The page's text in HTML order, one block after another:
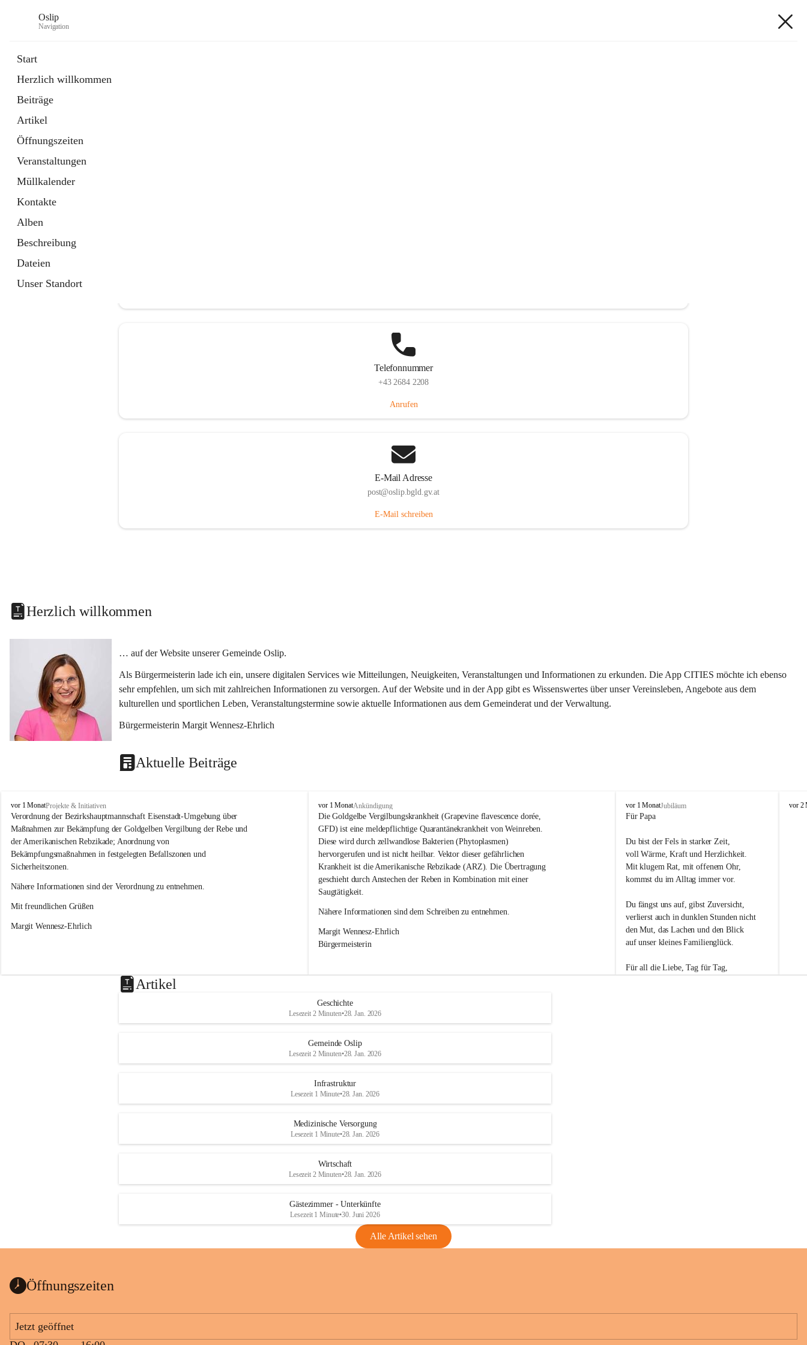
Oslip
Navigation
Start
Herzlich willkommen
Beiträge
Artikel
Öffnungszeiten
Veranstaltungen
Müllkalender
Kontakte
Alben
Beschreibung
Dateien
Unser Standort
Telefonnummer
+43 2684 2208
Anrufen
E-Mail Adresse
post@oslip.bgld.gv.at
E-Mail schreiben
Herzlich willkommen
… auf der Website unserer Gemeinde Oslip.
Als Bürgermeisterin lade ich ein, unsere digitalen Services wie Mitteilungen, Neuigkeiten, Veranstaltungen und Informationen zu erkunden. Die App CITIES möchte ich ebenso
sehr empfehlen, um sich mit zahlreichen Informationen zu versorgen. Auf der Website und in der App gibt es Wissenswertes über unser Vereinsleben, Angebote aus dem
kulturellen und sportlichen Leben, Veranstaltungstermine sowie aktuelle Informationen aus dem Gemeinderat und der Verwaltung.
Bürgermeisterin Margit Wennesz-Ehrlich
Aktuelle Beiträge
O
s
l
i
p
vor 1 MonatProjekte & Initiativen
Verordnung der Bezirkshauptmannschaft Eisenstadt-Umgebung über
Maßnahmen zur Bekämpfung der Goldgelben Vergilbung der Rebe und
der Amerikanischen Rebzikade; Anordnung von
Bekämpfungsmaßnahmen in festgelegten Befallszonen und
Sicherheitszonen.
Nähere Informationen sind der Verordnung zu entnehmen.
Mit freundlichen Grüßen
Margit Wennesz-Ehrlich
O
s
l
i
p
vor 1 MonatAnkündigung
Die Goldgelbe Vergilbungskrankheit (Grapevine flavescence dorée,
GFD) ist eine meldepflichtige Quarantänekrankheit von Weinreben.
Diese wird durch zellwandlose Bakterien (Phytoplasmen)
hervorgerufen und ist nicht heilbar. Vektor dieser gefährlichen
Krankheit ist die Amerikanische Rebzikade (ARZ). Die Übertragung
geschieht durch Anstechen der Reben in Kombination mit einer
Saugtätigkeit.
Nähere Informationen sind dem Schreiben zu entnehmen.
Margit Wennesz-Ehrlich
Bürgermeisterin
O
s
i
vor 1 MonatJubiläum
Für Papa
Du bist der Fels in starker Zeit,
voll Wärme, Kraft und Herzlichkeit.
Mit klugem Rat, mit offenem Ohr,
kommst du im Alltag immer vor.
Du fängst uns auf, gibst Zuversicht,
verlierst auch in dunklen Stunden nicht
den Mut, das Lachen und den Blick
auf unser kleines Familienglück.
Für all die Liebe, Tag für Tag,
O
vor 2
Artikel
Geschichte
Lesezeit 2 Minuten•28. Jan. 2026
Gemeinde Oslip
Lesezeit 2 Minuten•28. Jan. 2026
Infrastruktur
Lesezeit 1 Minute•28. Jan. 2026
Medizinische Versorgung
Lesezeit 1 Minute•28. Jan. 2026
Wirtschaft
Lesezeit 2 Minuten•28. Jan. 2026
Gästezimmer - Unterkünfte
Lesezeit 1 Minute•30. Juni 2026
Alle Artikel sehen
Öffnungszeiten
Jetzt geöffnet